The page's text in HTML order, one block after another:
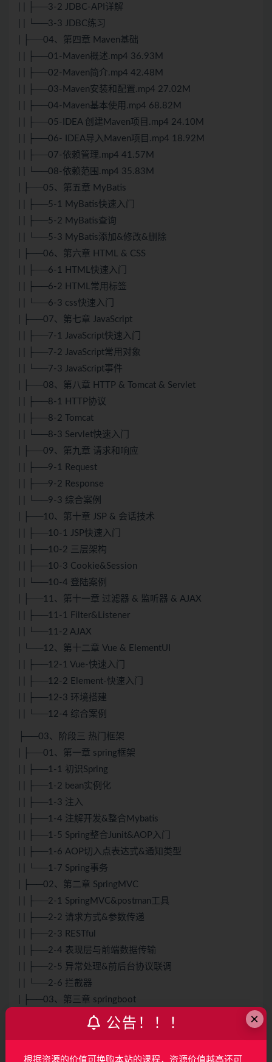
| | ├──3-2 JDBC-API详解
| | └──3-3 JDBC练习
| ├──04、第四章 Maven基础
| | ├──01-Maven概述.mp4 36.93M
| | ├──02-Maven简介.mp4 42.48M
| | ├──03-Maven安装和配置.mp4 27.02M
| | ├──04-Maven基本使用.mp4 68.82M
| | ├──05-IDEA 创建Maven项目.mp4 24.10M
| | ├──06- IDEA导入Maven项目.mp4 18.92M
| | ├──07-依赖管理.mp4 41.57M
| | └──08-依赖范围.mp4 35.83M
| ├──05、第五章 MyBatis
| | ├──5-1 MyBatis快速入门
| | ├──5-2 MyBatis查询
| | └──5-3 MyBatis添加&修改&删除
| ├──06、第六章 HTML & CSS
| | ├──6-1 HTML快速入门
| | ├──6-2 HTML常用标签
| | └──6-3 css快速入门
| ├──07、第七章 JavaScript
| | ├──7-1 JavaScript快速入门
| | ├──7-2 JavaScript常用对象
| | └──7-3 JavaScript事件
| ├──08、第八章 HTTP & Tomcat & Servlet
| | ├──8-1 HTTP协议
| | ├──8-2 Tomcat
| | └──8-3 Servlet快速入门
| ├──09、第九章 请求和响应
| | ├──9-1 Request
| | ├──9-2 Response
| | └──9-3 综合案例
| ├──10、第十章 JSP & 会话技术
| | ├──10-1 JSP快速入门
| | ├──10-2 三层架构
| | ├──10-3 Cookie&Session
| | └──10-4 登陆案例
| ├──11、第十一章 过滤器 & 监听器 & AJAX
| | ├──11-1 Filter&Listener
| | └──11-2 AJAX
| └──12、第十二章 Vue & ElementUI
| | ├──12-1 Vue-快速入门
| | ├──12-2 Element-快速入门
| | ├──12-3 环境搭建
| | └──12-4 综合案例
├──03、阶段三 热门框架
| ├──01、第一章 spring框架
| | ├──1-1 初识Spring
| | ├──1-2 bean实例化
| | ├──1-3 注入
| | ├──1-4 注解开发&整合Mybatis
| | ├──1-5 Spring整合Junit&AOP入门
| | ├──1-6 AOP切入点表达式&通知类型
| | └──1-7 Spring事务
| ├──02、第二章 SpringMVC
| | ├──2-1 SpringMVC&postman工具
| | ├──2-2 请求方式&参数传递
| | ├──2-3 RESTful
| | ├──2-4 表现层与前端数据传输
| | ├──2-5 异常处理&前后台协议联调
| | └──2-6 拦截器
| ├──03、第三章 springboot
| | ├──3-1 SpringBoot工程
| | ├──3-2 配置文件&多环境开发
×
公告！！！
根据资源的价值可换购本站的课程，资源价值越高还可